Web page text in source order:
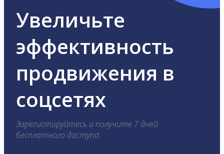
Увеличьте
эффективность
продвижения в
соцсетях
Зарегистируйтесь и получите 7 дней
бесплатного доступа.